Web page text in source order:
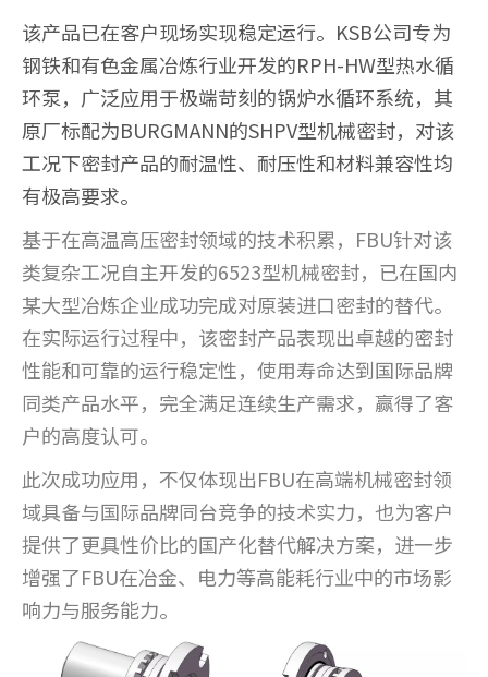
该产品已在客户现场实现稳定运行。KSB公司专为
钢铁和有色金属冶炼行业开发的RPH-HW型热水循
环泵，广泛应用于极端苛刻的锅炉水循环系统，其
原厂标配为BURGMANN的SHPV型机械密封，对该
工况下密封产品的耐温性、耐压性和材料兼容性均
有极高要求。
基于在高温高压密封领域的技术积累，FBU针对该
类复杂工况自主开发的6523型机械密封，已在国内
某大型冶炼企业成功完成对原装进口密封的替代。
在实际运行过程中，该密封产品表现出卓越的密封
性能和可靠的运行稳定性，使用寿命达到国际品牌
同类产品水平，完全满足连续生产需求，赢得了客
户的高度认可。
此次成功应用，不仅体现出FBU在高端机械密封领
域具备与国际品牌同台竞争的技术实力，也为客户
提供了更具性价比的国产化替代解决方案，进一步
增强了FBU在冶金、电力等高能耗行业中的市场影
响力与服务能力。